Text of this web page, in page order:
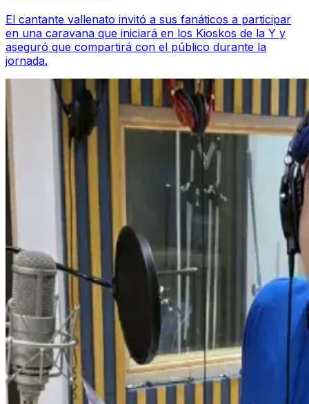
El cantante vallenato invitó a sus fanáticos a participar
en una caravana que iniciará en los Kioskos de la Y y
aseguró que compartirá con el público durante la
jornada.